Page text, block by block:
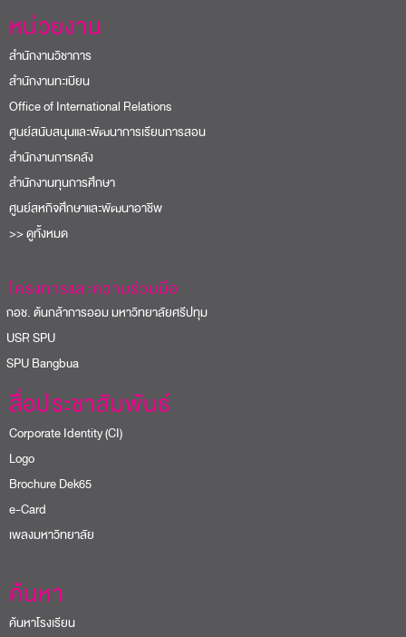
หน่วยงาน
สำนักงานวิชาการ
สำนักงานทะเบียน
Office of International Relations
ศูนย์สนับสนุนและพัฒนาการเรียนการสอน
สำนักงานการคลัง
สำนักงานทุนการศึกษา
ศูนย์สหกิจศึกษาและพัฒนาอาชีพ
>> ดูทั้งหมด
โครงการและความร่วมมือ
ช. ต้นกล้าการออม มหาวิทยาลัยศรีปทุม
SPU
Bangbua
สื่อประชาสัมพันธ์
Corporate Identity (CI)
Logo
Brochure Dek65
e-Card
เพลงมหาวิทยาลัย
ค้นหา
ค้นหาโรงเรียน